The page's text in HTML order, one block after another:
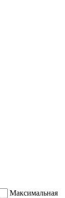
Максимальная